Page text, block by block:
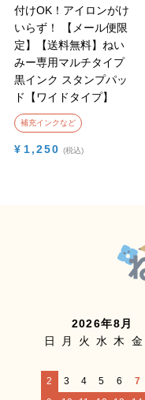
付けOK！アイロンがけ
いらず！
【メール便限
定】【送料無料】ねい
みー専用マルチタイプ
黒インク スタンプパッ
ド【ワイドタイプ】
補充インクなど
¥ 1,250 税込
2026年8月
日
月 火 水 木 金
2
3 4 5 6 7